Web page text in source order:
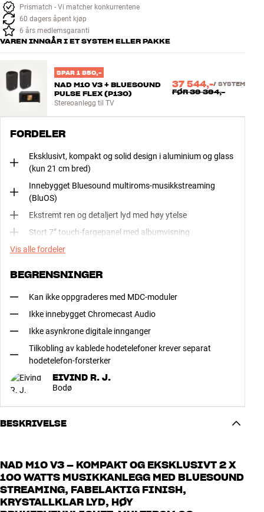
Prismatch - Vi matcher konkurrentene
60 dagers åpent kjøp
6 års medlemsgaranti
VAREN INNGÅR I ET SYSTEM ELLER PAKKE
SPAR 1 850,-
NAD M10 V3 + BLUESOUND
PULSE FLEX (P130)
Stereoanlegg til TV
37 544,-/ SYSTEM
FØR39 394,-
FORDELER
Eksklusivt, kompakt og solid design i aluminium og glass
(kun 21 cm bred)
Innebygget Bluesound multiroms-musikkstreaming
(BluOS)
Ekstremt ren og detaljert lyd med høy ytelse
Stort 7” touch-fargepanel med albumvisning
Vis alle fordeler
BEGRENSNINGER
Kan ikke oppgraderes med MDC-moduler
Ikke innebygget Chromecast Audio
Ikke asynkrone digitale innganger
Tilkobling av kablede hodetelefoner krever separat
hodetelefon-forsterker
EIVIND R. J.
Bodø
BESKRIVELSE
NAD M10 V3 – KOMPAKT OG EKSKLUSIVT 2 X
100 WATTS MUSIKKANLEGG MED BLUESOUND
STREAMING, FABELAKTIG FINISH,
KRYSTALLKLAR LYD, HØY